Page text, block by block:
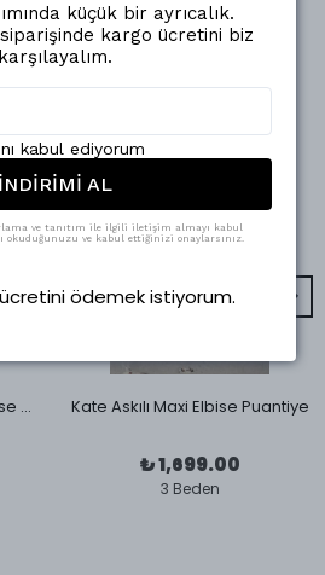
Florence Desenli Maxi Elbise Sarı Kate Askılı Maxi Elbise Puantiye
₺ 1,699.00
3 Beden
küçük bir ayrıcalık.
kargo ücretini biz
karşılayalım.
kabul ediyorum
İNDİRİMİ AL
ve tanıtım ile ilgili iletişim almayı kabul
okuduğunuzu ve kabul ettiğinizi onaylarsınız.
ücretini ödemek istiyorum.